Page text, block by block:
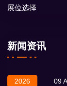
展位选择
新闻资讯
2026 09